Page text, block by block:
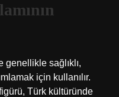
genellikle sağlıklı,
için kullanılır.
Türk kültüründe